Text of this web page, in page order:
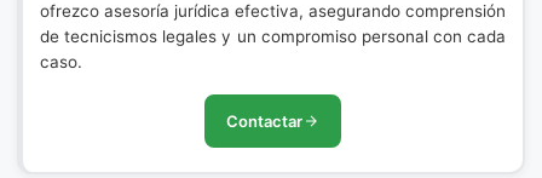
ofrezco asesoría jurídica efectiva, asegurando comprensión
de tecnicismos legales y un compromiso personal con cada
caso.
Contactar